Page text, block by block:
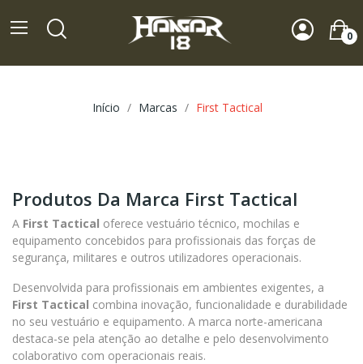
0
Início Marcas First Tactical
Produtos Da Marca First Tactical
A First Tactical oferece vestuário técnico, mochilas e
equipamento concebidos para profissionais das forças de
segurança, militares e outros utilizadores operacionais.
Desenvolvida para profissionais em ambientes exigentes, a
First Tactical combina inovação, funcionalidade e durabilidade
no seu vestuário e equipamento. A marca norte-americana
destaca-se pela atenção ao detalhe e pelo desenvolvimento
colaborativo com operacionais reais.